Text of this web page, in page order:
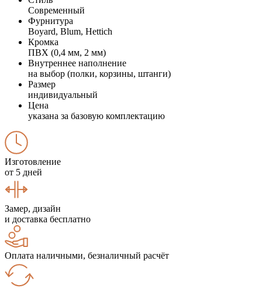
Современный
Фурнитура
Boyard, Blum, Hettich
Кромка
ПВХ (0,4 мм, 2 мм)
Внутреннее наполнение
на выбор (полки, корзины, штанги)
Размер
индивидуальный
Цена
указана за базовую комплектацию
Изготовление
от 5 дней
Замер, дизайн
и доставка бесплатно
Оплата наличными, безналичный расчёт